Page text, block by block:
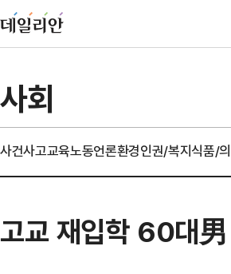
사회
사건사고교육노동언론환경인권/복지식품/
고교 재입학 60대